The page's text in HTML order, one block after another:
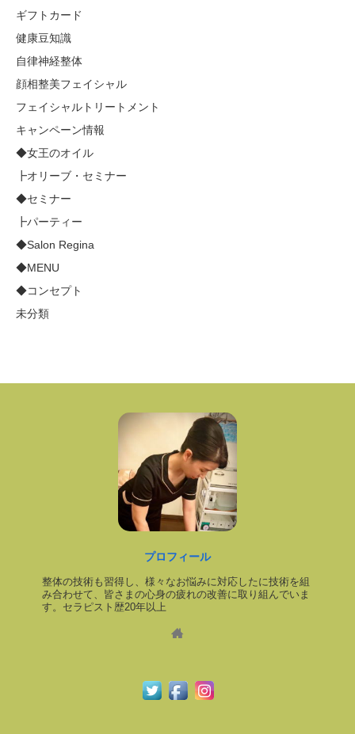
ギフトカード
健康豆知識
自律神経整体
顔相整美フェイシャル
フェイシャルトリートメント
キャンペーン情報
◆女王のオイル
┣オリーブ・セミナー
◆セミナー
┣パーティー
◆Salon Regina
◆MENU
◆コンセプト
未分類
プロフィール
整体の技術も習得し、様々なお悩みに対応したに技術を組
み合わせて、皆さまの心身の疲れの改善に取り組んでいま
す。セラピスト歴20年以上